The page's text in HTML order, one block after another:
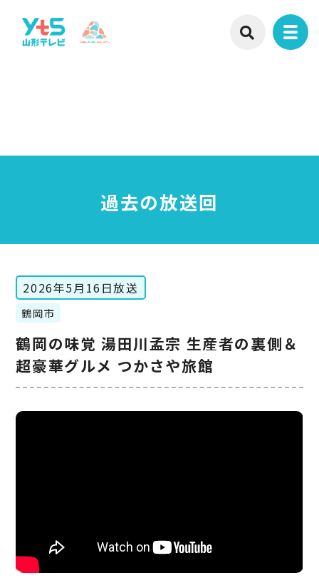
過去の放送回
2026年5月16日放送
鶴岡市
鶴岡の味覚 湯田川孟宗 生産者の裏側＆
超豪華グルメ つかさや旅館